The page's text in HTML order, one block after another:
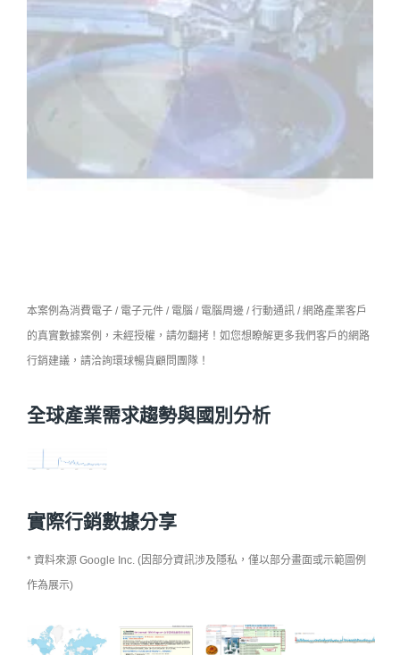
本案例為消費電子 / 電子元件 / 電腦 / 電腦周邊 / 行動通訊 / 網路產業客戶
的真實數據案例，未經授權，請勿翻拷！如您想瞭解更多我們客戶的網路
行銷建議，請洽詢環球暢貨顧問團隊！
全球產業需求趨勢與國別分析
實際行銷數據分享
* 資料來源 Google Inc. (因部分資訊涉及隱私，僅以部分畫面或示範圖例
作為展示)